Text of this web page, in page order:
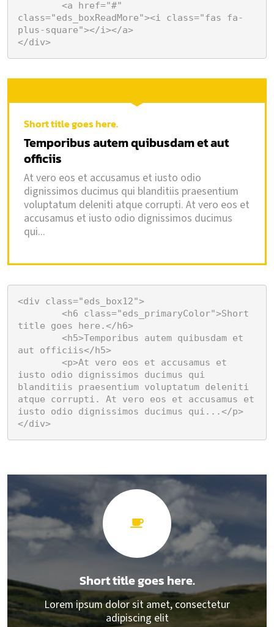
class="eds_boxReadMore"><i class="fas fa-
plus-square"></i></a>
</div>
Short title goes here.
Temporibus autem quibusdam et aut
officiis
At vero eos et accusamus et iusto odio
dignissimos ducimus qui blanditiis praesentium
voluptatum deleniti atque corrupti. At vero eos et
accusamus et iusto odio dignissimos ducimus
qui...
<div class="eds_box12">
title goes here.</h6>
aut officiis</h5>
iusto odio dignissimos ducimus qui
blanditiis praesentium voluptatum deleniti
atque corrupti. At vero eos et accusamus et
iusto odio dignissimos ducimus qui...</p>
</div>
Short title goes here.
Lorem ipsum dolor sit amet, consectetur
adipiscing elit